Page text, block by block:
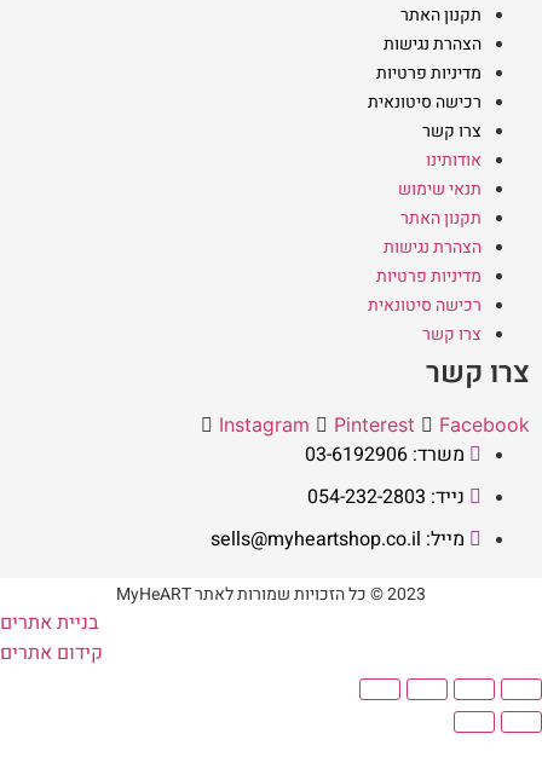
תקנון האתר
הצהרת נגישות
מדיניות פרטיות
רכישה סיטונאית
צרו קשר
אודותינו
תנאי שימוש
תקנון האתר
הצהרת נגישות
מדיניות פרטיות
רכישה סיטונאית
צרו קשר
צרו קשר
Instagram Pinterest Facebook
משרד: 03-6192906
נייד: 054-232-2803
מייל: sells@myheartshop.co.il
2023 © כל הזכויות שמורות לאתר MyHeART
בניית אתרים
קידום אתרים